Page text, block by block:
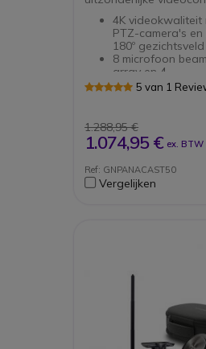
4K videokwaliteit
PTZ-camera's en
180º gezichtsveld
8 microfoon
array en 4
stereoluidsprekers
een whiteboard
Plug & Play
USB-A; USB-C;
Microsoft Teams
gecertificeerd
5 van 1
1.288,95 €
1.074,95 € ex. BTW
Ref: GNPANACAST50
Vergelijken